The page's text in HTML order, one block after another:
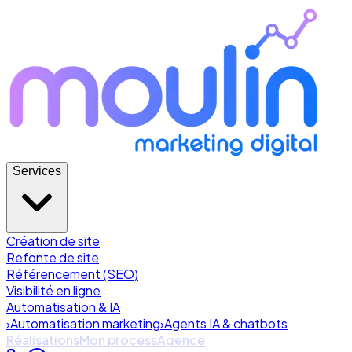
Services
Création de site
Refonte de site
Référencement (SEO)
Visibilité en ligne
Automatisation & IA
›Automatisation marketing›Agents IA & chatbots
RéalisationsMon processAgence